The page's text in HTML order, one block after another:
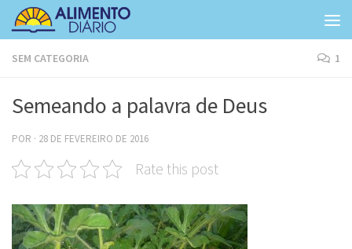
Skip to content
SEM CATEGORIA 1
Semeando a palavra de Deus
POR · 28 DE FEVEREIRO DE 2016
Rate this post